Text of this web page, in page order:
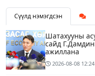
Сүүлд нэмэгдсэн
Шатахууны
сайд
ажиллана
2026-08-08 12:24